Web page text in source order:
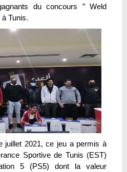
du concours ” Weld
à Tunis.
juillet 2021, ce jeu a permis à
Sportive de Tunis (EST)
5 (PS5) dont la valeur